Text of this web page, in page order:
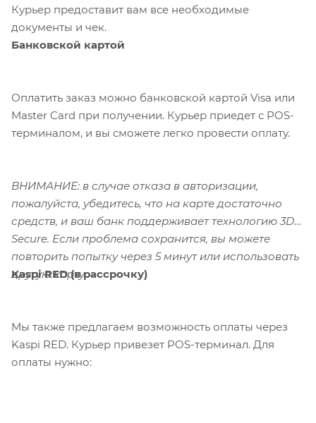
Курьер предоставит вам все необходимые
документы и чек.
Банковской картой
Оплатить заказ можно банковской картой Visa или
Master Card при получении. Курьер приедет с POS-
терминалом, и вы сможете легко провести оплату.
ВНИМАНИЕ: в случае отказа в авторизации,
пожалуйста, убедитесь, что на карте достаточно
средств, и ваш банк поддерживает технологию 3D-
Secure. Если проблема сохранится, вы можете
повторить попытку через 5 минут или использовать
другую карту.
Kaspi RED (в рассрочку)
Мы также предлагаем возможность оплаты через
Kaspi RED. Курьер привезет POS-терминал. Для
оплаты нужно: